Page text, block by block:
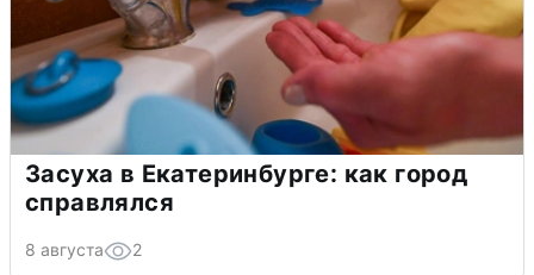
Засуха в Екатеринбурге: как город
справлялся
8 августа 2